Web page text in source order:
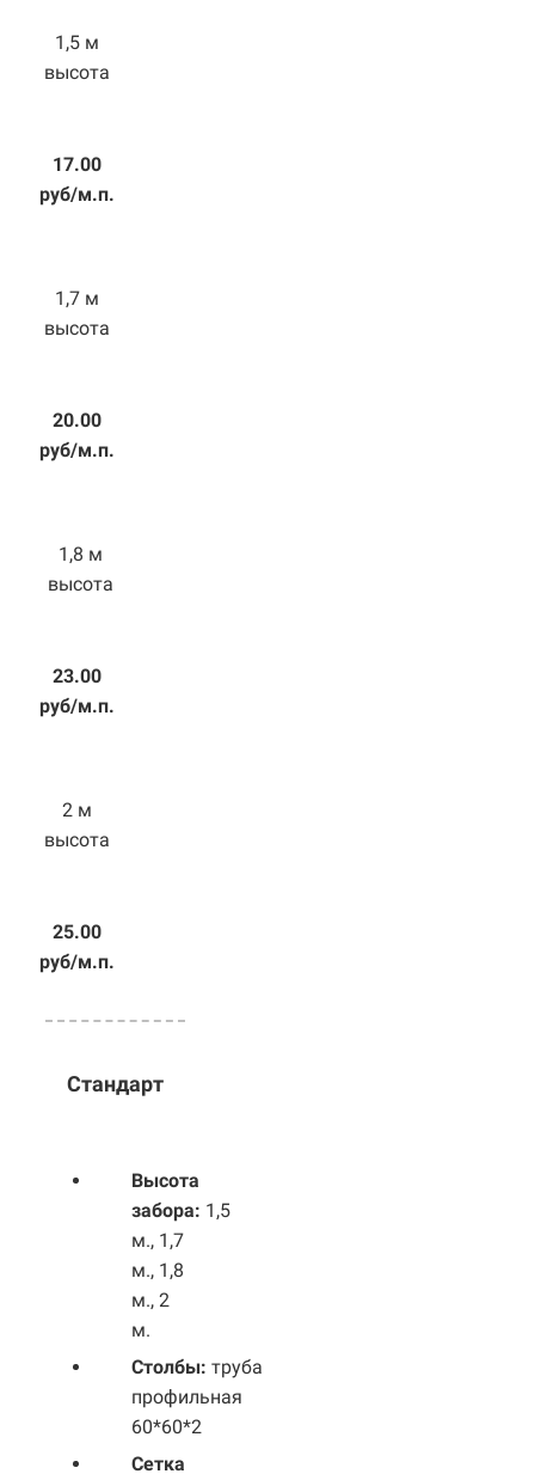
1,5 м
высота
17.00
руб/м.п.
1,7 м
высота
20.00
руб/м.п.
1,8 м
высота
23.00
руб/м.п.
2 м
высота
25.00
руб/м.п.
Стандарт
Высота
забора: 1,5
м., 1,7
м., 1,8
м., 2
м.
Столбы: труба
профильная
60*60*2
Сетка